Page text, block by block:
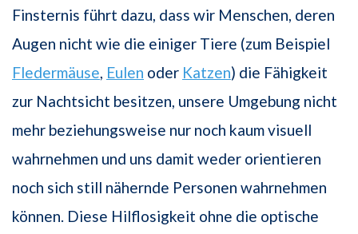
Finsternis führt dazu, dass wir Menschen, deren
Augen nicht wie die einiger Tiere (zum Beispiel
Fledermäuse Eulen oder Katzen) die Fähigkeit
zur Nachtsicht besitzen, unsere Umgebung nicht
mehr beziehungsweise nur noch kaum visuell
wahrnehmen und uns damit weder orientieren
noch sich still nähernde Personen wahrnehmen
können. Diese Hilflosigkeit ohne die optische